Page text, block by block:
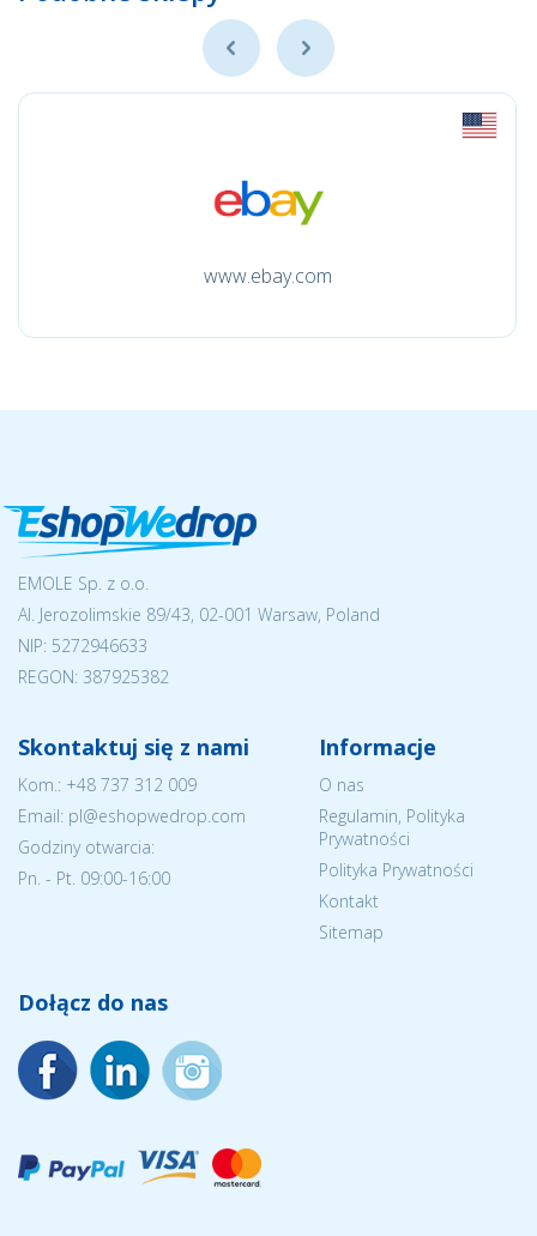
www.ebay.com
EMOLE Sp. z o.o.
Al. Jerozolimskie 89/43, 02-001 Warsaw, Poland
NIP: 5272946633
REGON: 387925382
Skontaktuj się z nami
Kom.: +48 737 312 009
Email: pl@eshopwedrop.com
Godziny otwarcia:
Pn. - Pt. 09:00-16:00
Informacje
O nas
Regulamin, Polityka
Prywatności
Polityka Prywatności
Kontakt
Sitemap
Dołącz do nas